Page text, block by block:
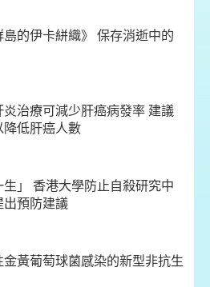
島的伊卡絣織》 保存消逝中的
治療可減少肝癌病發率 建議
低肝癌人數
生」 香港大學防止自殺研究中
出預防建議
黃葡萄球菌感染的新型非抗生